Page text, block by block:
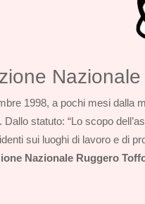
1998, a pochi mesi dalla
statuto: “Lo scopo
sui luoghi di lavoro e di
Nazionale Ruggero